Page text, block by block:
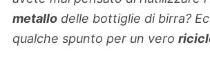
metallo delle bottiglie di birra?
qualche spunto per un vero